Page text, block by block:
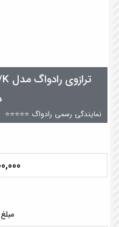
نمایندگی رسمی رادواگ ⭐⭐⭐⭐⭐